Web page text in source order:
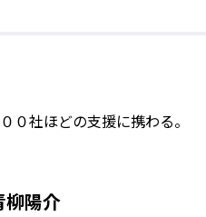
０社ほどの支援に携わる。
陽介